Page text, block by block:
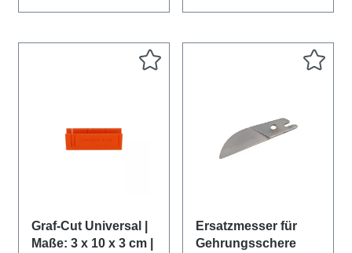
Graf-Cut Universal |
Maße: 3 x 10 x 3 cm |
Ersatzmesser für
Gehrungsschere